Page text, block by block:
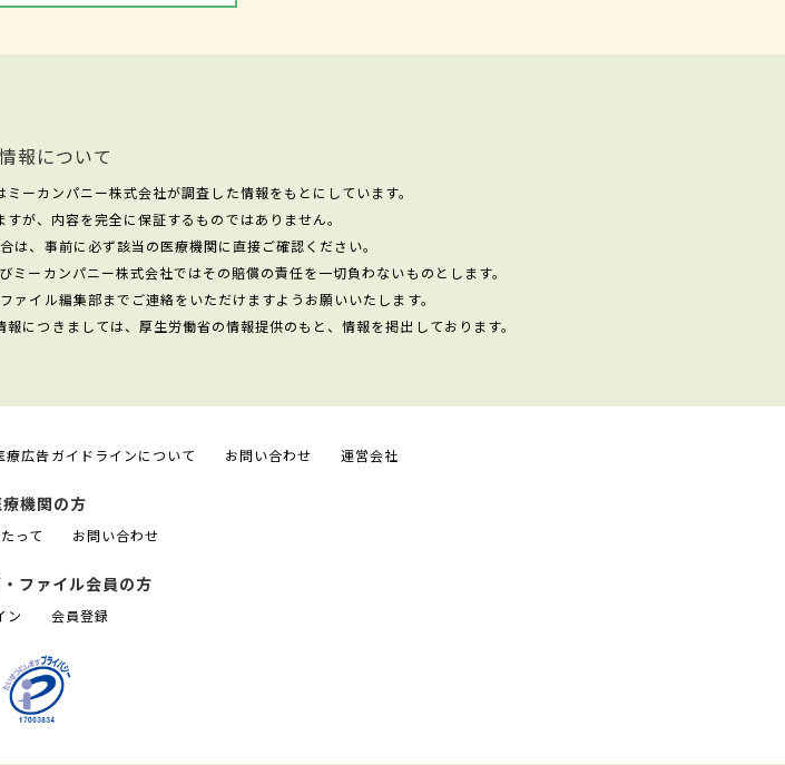
報について
ーカンパニー株式会社が調査した情報をもとにしています。
が、内容を完全に保証するものではありません。
は、事前に必ず該当の医療機関に直接ご確認ください。
ーカンパニー株式会社ではその賠償の責任を一切負わないものとします。
イル編集部までご連絡をいただけますようお願いいたします。
につきましては、厚生労働省の情報提供のもと、情報を掲出しております。
療広告ガイドラインについて お問い合わせ 運営会社
療機関の方
って お問い合わせ
・ファイル会員の方
ン 会員登録